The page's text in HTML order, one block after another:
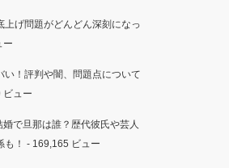
上げ問題がどんどん深刻になっ
ー
い！評判や闇、問題点について
ビュー
婚で旦那は誰？歴代彼氏や芸人
！ - 169,165 ビュー